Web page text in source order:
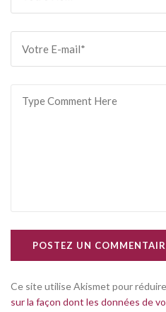
POSTEZ UN
Ce site utilise Akismet pour
sur la façon dont les données de